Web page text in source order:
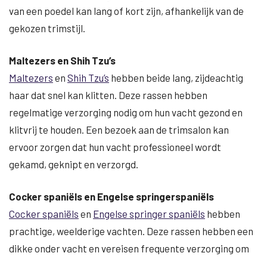
van een poedel kan lang of kort zijn, afhankelijk van de
gekozen trimstijl.
Maltezers en Shih Tzu’s
Maltezers en Shih Tzu’s hebben beide lang, zijdeachtig
haar dat snel kan klitten. Deze rassen hebben
regelmatige verzorging nodig om hun vacht gezond en
klitvrij te houden. Een bezoek aan de trimsalon kan
ervoor zorgen dat hun vacht professioneel wordt
gekamd, geknipt en verzorgd.
Cocker spaniëls en Engelse springerspaniëls
Cocker spaniëls en Engelse springer spaniëls hebben
prachtige, weelderige vachten. Deze rassen hebben een
dikke onder vacht en vereisen frequente verzorging om